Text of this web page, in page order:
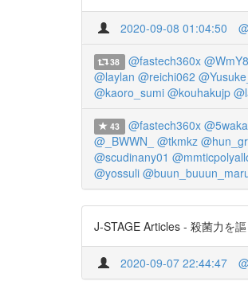
2020-09-08 01:04:50
38 @fastech360x
@laylan @reichi062
@kaoro_sumi @kouhakujp
43 @fastech360x
@_BWWN_
@tkmkz
@scudinany01
@yossuli
J-STAGE Articles - 殺菌力を
2020-09-07 22:44:47